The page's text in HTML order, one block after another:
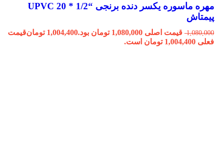
مهره ماسوره یکسر دنده برنجی “1/2 * 20 UPVC
پیمتاش
1,080,000 قیمت اصلی 1,080,000 تومان بود. 1,004,400 تومانقیمت
فعلی 1,004,400 تومان است.